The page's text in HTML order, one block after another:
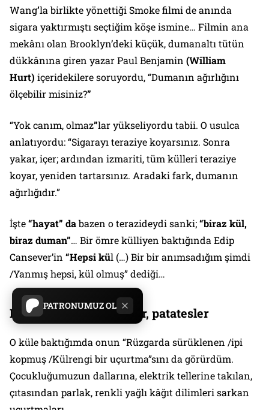
PATRONUMUZ OL
Wang’la birlikte yönettiği Smokefilmi de anında
sigara yaktırmıştı seçtiğim köşe ismine… Filmin ana
mekânı olan Brooklyn’deki küçük, dumanaltı tütün
dükkânına giren yazar Paul Benjamin (William
Hurt) içeridekilere soruyordu,“Dumanın ağırlığını
ölçebilir misiniz?”
“Yok canım, olmaz”lar yükseliyordu tabii. O usulca
anlatıyordu: “Sigarayı teraziye koyarsınız. Sonra
yakar, içer; ardından izmariti, tüm külleri teraziye
koyar, yeniden tartarsınız. Aradaki fark, dumanın
ağırlığıdır.”
İşte“hayat” dabazen o terazideydi sanki;“biraz kül,
biraz duman”… Bir ömre külliyen baktığında Edip
Cansever’in “Hepsi kül (…)Bir bir anımsadığım şimdi
/Yanmış hepsi, kül olmuş”dediği…
Külde pişirilmiş elmalar, patatesler
O küle baktığımda onun “Rüzgarda sürüklenen /ipi
kopmuş /Külrengi bir uçurtma”sını da görürdüm.
Çocukluğumuzun dallarına, elektrik tellerine takılan,
çıtasından parlak, renkli yağlı kâğıt dilimleri sarkan